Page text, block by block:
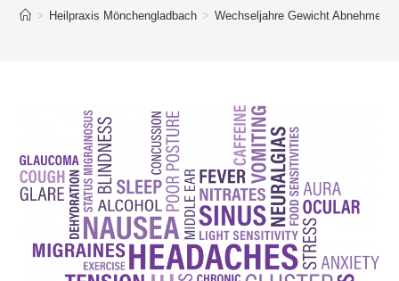
> Heilpraxis Mönchengladbach > Wechseljahre Gewicht Abnehmen